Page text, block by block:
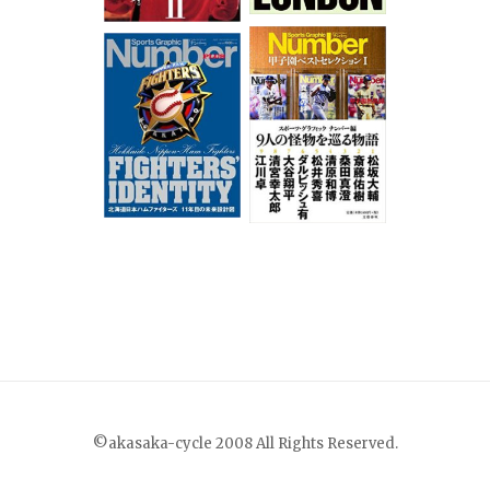
©akasaka-cycle 2008 All Rights Reserved.